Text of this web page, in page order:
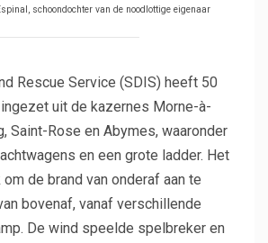
schoondochter van de noodlottige eigenaar
Rescue Service (SDIS) heeft 50
uit de kazernes Morne-à-
Saint-Rose en Abymes, waaronder
en een grote ladder. Het
de brand van onderaf aan te
bovenaf, vanaf verschillende
De wind speelde spelbreker en